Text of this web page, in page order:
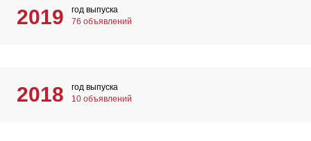
2019
год выпуска
76 объявлений
2018
год выпуска
10 объявлений